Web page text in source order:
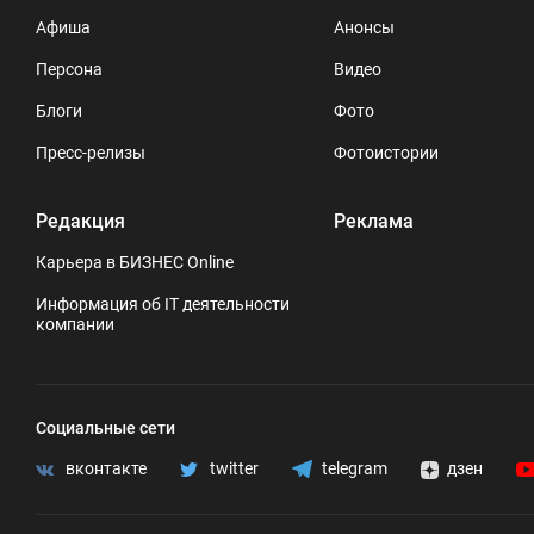
Афиша
Персона
Блоги
Пресс-релизы
Редакция
Карьера в БИЗНЕС Online
Информация об IT деятельности
компании
Анонсы
Видео
Фото
Фотоистории
Реклама
Социальные сети
вконтакте twitter telegram дзен